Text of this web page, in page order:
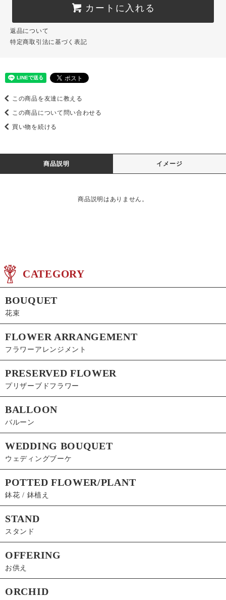
カートに入れる
返品について
特定商取引法に基づく表記
この商品を友達に教える
この商品について問い合わせる
買い物を続ける
商品説明 イメージ
商品説明はありません。
CATEGORY
BOUQUET
花束
FLOWER ARRANGEMENT
フラワーアレンジメント
PRESERVED FLOWER
プリザーブドフラワー
BALLOON
バルーン
WEDDING BOUQUET
ウェディングブーケ
POTTED FLOWER/PLANT
鉢花 / 鉢植え
STAND
スタンド
OFFERING
お供え
ORCHID